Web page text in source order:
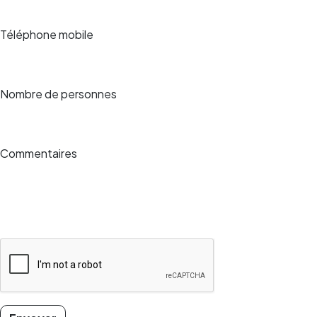
Téléphone mobile
Nombre de personnes
Commentaires